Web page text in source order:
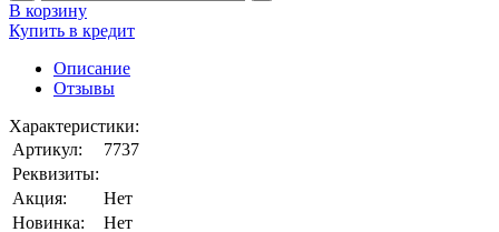
В корзину
Купить в кредит
Описание
Отзывы
Характеристики:
Артикул:
7737
Реквизиты:
Акция:
Нет
Новинка:
Нет